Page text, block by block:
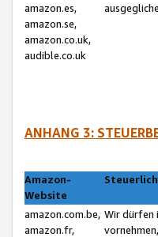
amazon.es,
amazon.se,
amazon.co.uk,
audible.co.uk
ANHANG 3:
Amazon-
Website
amazon.com.be,
amazon.fr,
Wir dürfen